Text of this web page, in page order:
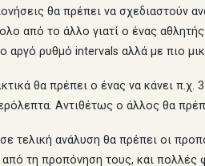
θα πρέπει να σχεδιαστούν
από το άλλο γιατί ο ένας
αργό ρυθμό intervals αλλά με πιο
θα πρέπει ο ένας να κάνει
Αντιθέτως ο άλλος θα
τελική ανάλυση θα πρέπει οι
τη προπόνηση τους, και πολλές